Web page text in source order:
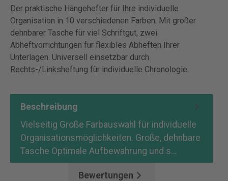
Der praktische Hängehefter für Ihre individuelle
Organisation in 10 verschiedenen Farben. Mit großer
dehnbarer Tasche für viel Schriftgut, zwei
Abheftvorrichtungen für flexibles Abheften Ihrer
Unterlagen. Universell einsetzbar durch
Rechts-/Linksheftung für individuelle Chronologie.
Beschreibung
Vielseitig Große Farbauswahl für individuelle
Organisationsmöglichkeiten. Große, dehnbare
Tasche Optimale Aufbewahrung und s…
Bewertungen